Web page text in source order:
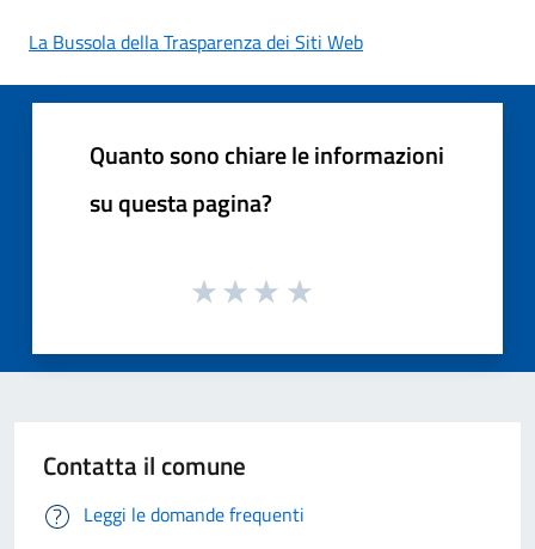
La Bussola della Trasparenza dei Siti Web
Quanto sono chiare le informazioni
su questa pagina?
Contatta il comune
Leggi le domande frequenti